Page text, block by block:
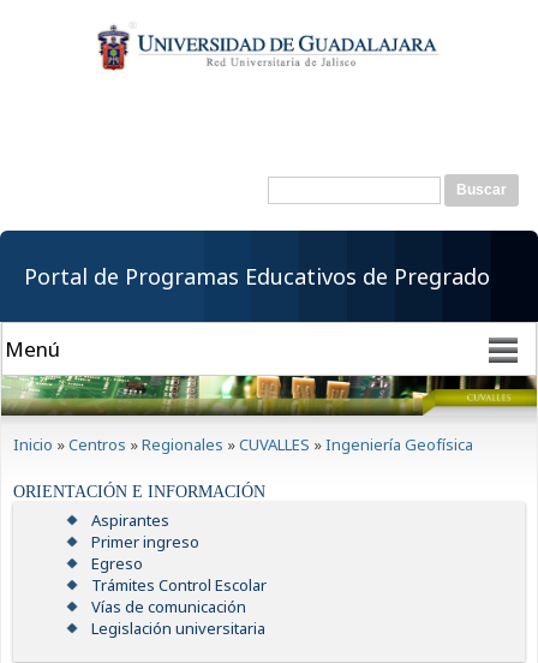
contenido
principal
Formulario de
Buscar
Portal de Programas Educativos de Pregrado
Inicio »Centros »Regionales »CUVALLES »Ingeniería Geofísica
ORIENTACIÓN E INFORMACIÓN
Aspirantes
Primer ingreso
Egreso
Trámites Control Escolar
Vías de comunicación
Legislación universitaria